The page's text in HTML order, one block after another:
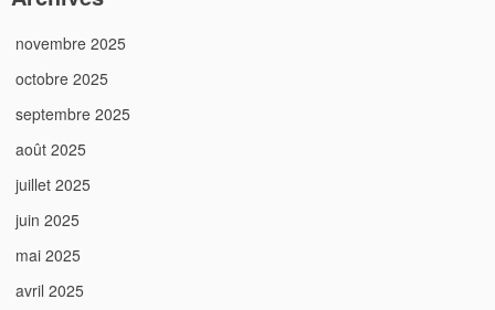
novembre 2025
octobre 2025
septembre 2025
août 2025
juillet 2025
juin 2025
mai 2025
avril 2025